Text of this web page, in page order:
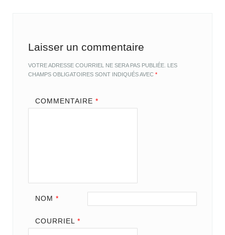
Laisser un commentaire
VOTRE ADRESSE COURRIEL NE SERA PAS PUBLIÉE. LES
CHAMPS OBLIGATOIRES SONT INDIQUÉS AVEC*
COMMENTAIRE *
NOM *
COURRIEL *